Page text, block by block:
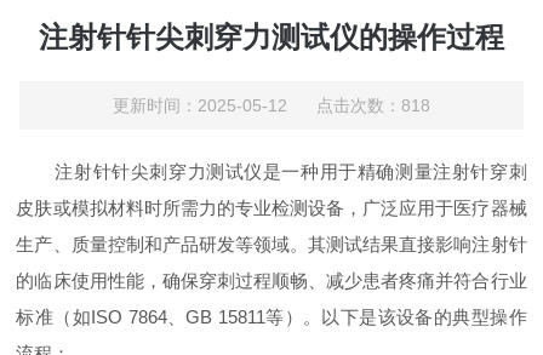
注射针针尖刺穿力测试仪的操作过程
更新时间：2025-05-12 点击次数：818
注射针针尖刺穿力测试仪是一种用于精确测量注射针穿刺
皮肤或模拟材料时所需力的专业检测设备，广泛应用于医疗器械
生产、质量控制和产品研发等领域。其测试结果直接影响注射针
的临床使用性能，确保穿刺过程顺畅、减少患者疼痛并符合行业
标准（如ISO 7864、GB 15811等）。以下是该设备的典型操作